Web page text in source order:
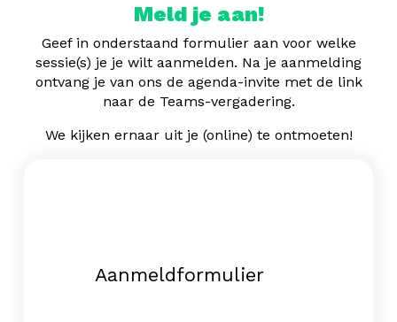
Meld je aan!
Geef in onderstaand formulier aan voor welke
sessie(s) je je wilt aanmelden. Na je aanmelding
ontvang je van ons de agenda-invite met de link
naar de Teams-vergadering.
We kijken ernaar uit je (online) te ontmoeten!
Aanmeldformulier